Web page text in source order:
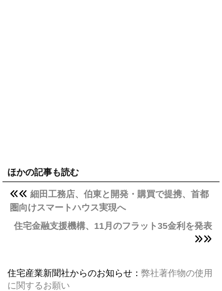
ほかの記事も読む
細田工務店、伯東と開発・購買で提携、首都
圏向けスマートハウス実現へ
住宅金融支援機構、11月のフラット35金利を発表
住宅産業新聞社からのお知らせ： 弊社著作物の使用
に関するお願い